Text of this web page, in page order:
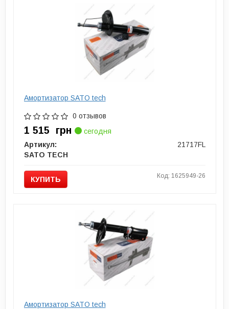
Амортизатор SATO tech
0 отзывов
1 515 грн
сегодня
Артикул:
21717FL
SATO TECH
КУПИТЬ Код: 1625949-26
Амортизатор SATO tech